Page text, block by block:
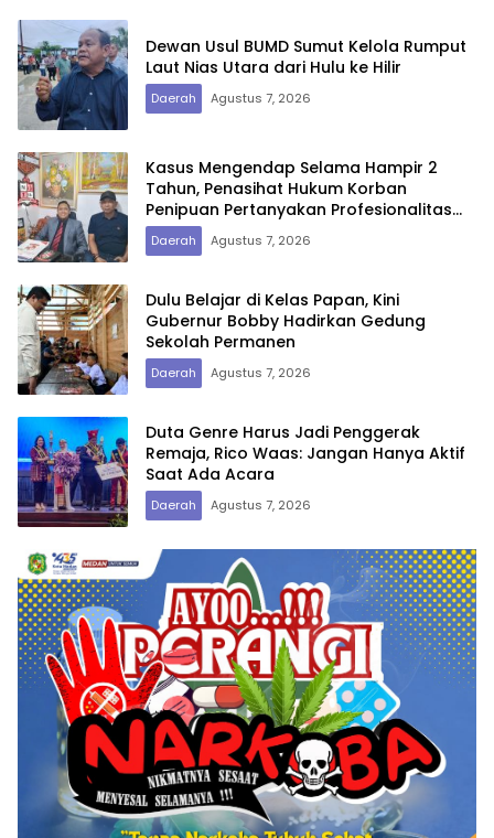
Dewan Usul BUMD Sumut Kelola Rumput
Laut Nias Utara dari Hulu ke Hilir
Daerah Agustus 7, 2026
Kasus Mengendap Selama Hampir 2
Tahun, Penasihat Hukum Korban
Penipuan Pertanyakan Profesionalitas
Penyidik Polres Tebing Tinggi
Daerah Agustus 7, 2026
Dulu Belajar di Kelas Papan, Kini
Gubernur Bobby Hadirkan Gedung
Sekolah Permanen
Daerah Agustus 7, 2026
Duta Genre Harus Jadi Penggerak
Remaja, Rico Waas: Jangan Hanya Aktif
Saat Ada Acara
Daerah Agustus 7, 2026